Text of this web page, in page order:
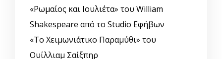
«Ρωμαίος και Ιουλιέτα» του William
Shakespeare από το Studio Εφήβων
«Το Χειμωνιάτικο Παραμύθι» του
Ουίλλιαμ Σαίξπηρ